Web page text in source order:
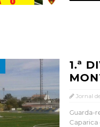
1.ª
Jornal
Guarda-